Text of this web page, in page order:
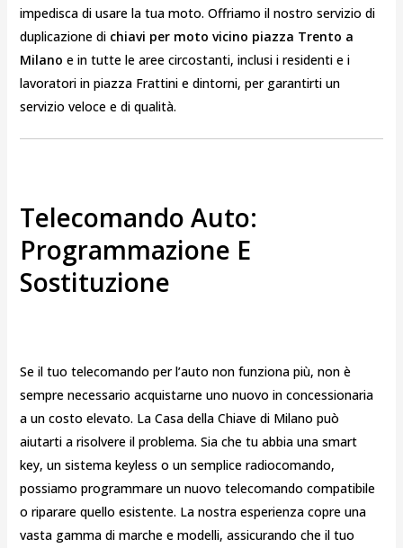
impedisca di usare la tua moto. Offriamo il nostro servizio di
duplicazione di chiavi per moto vicino piazza Trento a
Milano e in tutte le aree circostanti, inclusi i residenti e i
lavoratori in piazza Frattini e dintorni, per garantirti un
servizio veloce e di qualità.
Telecomando Auto:
Programmazione E
Sostituzione
Se il tuo telecomando per l’auto non funziona più, non è
sempre necessario acquistarne uno nuovo in concessionaria
a un costo elevato. La Casa della Chiave di Milano può
aiutarti a risolvere il problema. Sia che tu abbia una smart
key, un sistema keyless o un semplice radiocomando,
possiamo programmare un nuovo telecomando compatibile
o riparare quello esistente. La nostra esperienza copre una
vasta gamma di marche e modelli, assicurando che il tuo